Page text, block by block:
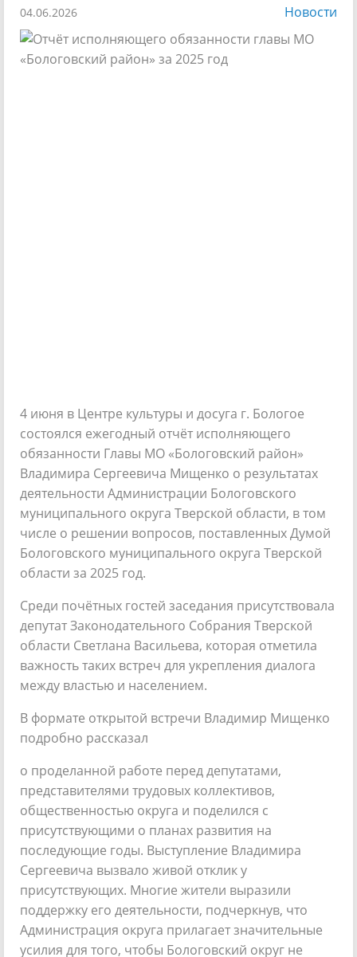
04.06.2026 Новости
4 июня в Центре культуры и досуга г. Бологое
состоялся ежегодный отчёт исполняющего
обязанности Главы МО «Бологовский район»
Владимира Сергеевича Мищенко о результатах
деятельности Администрации Бологовского
муниципального округа Тверской области, в том
числе о решении вопросов, поставленных Думой
Бологовского муниципального округа Тверской
области за 2025 год.
Среди почётных гостей заседания присутствовала
депутат Законодательного Собрания Тверской
области Светлана Васильева, которая отметила
важность таких встреч для укрепления диалога
между властью и населением.
В формате открытой встречи Владимир Мищенко
подробно рассказал
о проделанной работе перед депутатами,
представителями трудовых коллективов,
общественностью округа и поделился с
присутствующими о планах развития на
последующие годы. Выступление Владимира
Сергеевича вызвало живой отклик у
присутствующих. Многие жители выразили
поддержку его деятельности, подчеркнув, что
Администрация округа прилагает значительные
усилия для того, чтобы Бологовский округ не